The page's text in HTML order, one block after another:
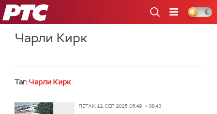
РТС
Чарли Кирк
Таг: Чарли Кирк
ПЕТАК, 12. СЕП 2025, 06:49 -> 08:43